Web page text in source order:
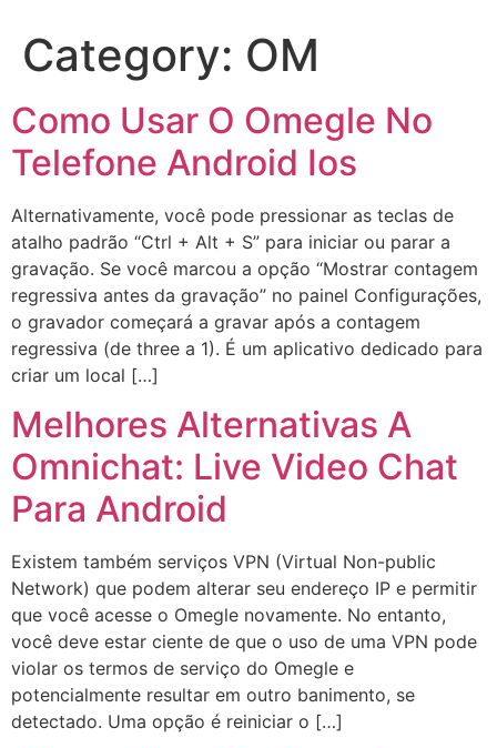
Category: OM
Como Usar O Omegle No
Telefone Android Ios
Alternativamente, você pode pressionar as teclas de
atalho padrão “Ctrl + Alt + S” para iniciar ou parar a
gravação. Se você marcou a opção “Mostrar contagem
regressiva antes da gravação” no painel Configurações,
o gravador começará a gravar após a contagem
regressiva (de three a 1). É um aplicativo dedicado para
criar um local […]
Melhores Alternativas A
Omnichat: Live Video Chat
Para Android
Existem também serviços VPN (Virtual Non-public
Network) que podem alterar seu endereço IP e permitir
que você acesse o Omegle novamente. No entanto,
você deve estar ciente de que o uso de uma VPN pode
violar os termos de serviço do Omegle e
potencialmente resultar em outro banimento, se
detectado. ⁣Uma opção é reiniciar o […]